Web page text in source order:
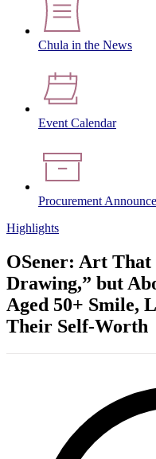
Chula in the News
Event Calendar
Procurement
Highlights
OSener: Art That
Drawing,” but
Aged 50+ Smile,
Their Self-Worth